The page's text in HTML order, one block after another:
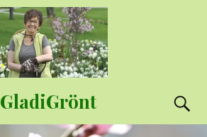
GladiGrönt